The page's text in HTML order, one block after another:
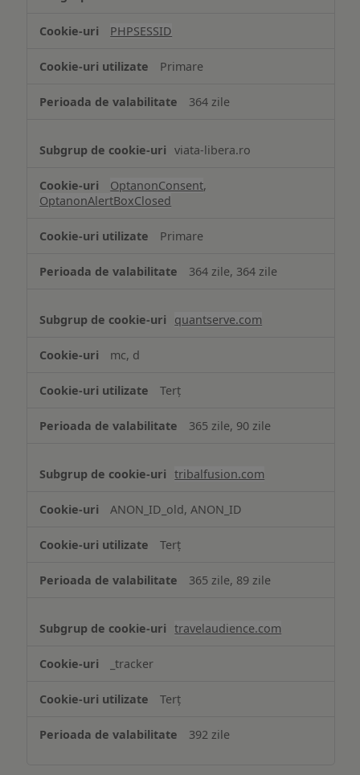
Cookie
necesare
PHPSESSID
Primare
364 zile
viata-libera.ro
OptanonConsent,
OptanonAlertBoxClosed
Primare
364 zile, 364 zile
quantserve.com
mc, d
Terț
365 zile, 90 zile
tribalfusion.com
ANON_ID_old, ANON_ID
Terț
365 zile, 89 zile
travelaudience.com
_tracker
Terț
392 zile